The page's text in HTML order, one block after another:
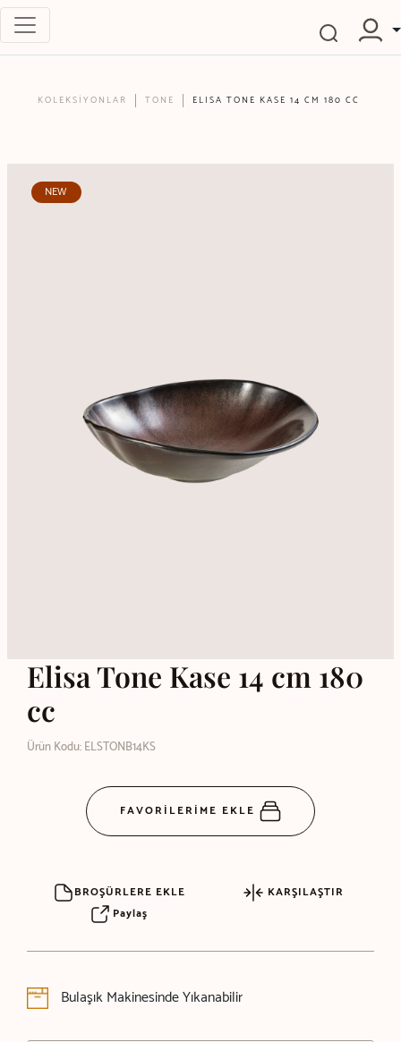
KOLEKSİYONLAR TONE ELISA TONE KASE 14 CM 180 CC
NEW
Elisa Tone Kase 14 cm 180
cc
Ürün Kodu: ELSTONB14KS
FAVORİLERİME EKLE
BROŞÜRLERE EKLE
KARŞILAŞTIR
Paylaş
Bulaşık Makinesinde Yıkanabilir